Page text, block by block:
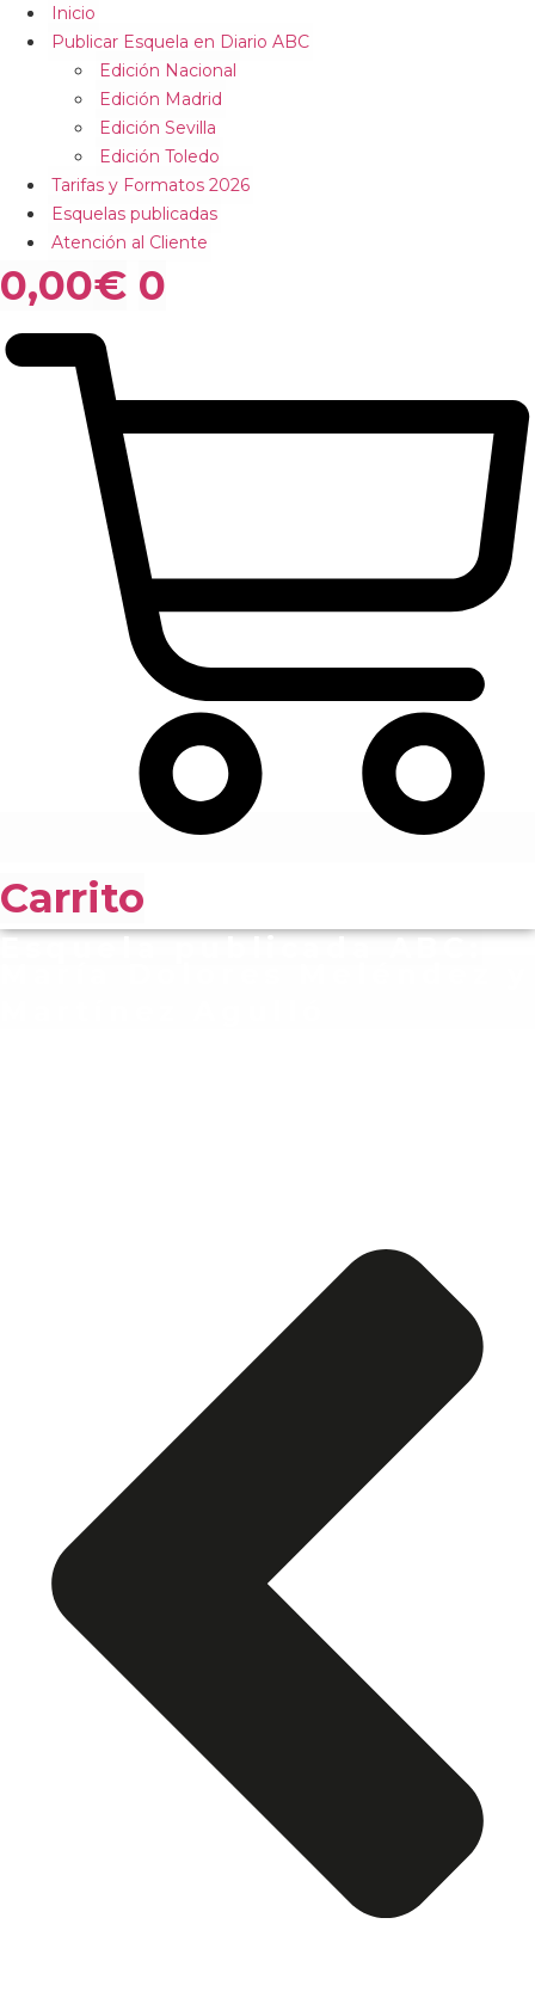
Inicio
Publicar Esquela en Diario ABC
Edición Nacional
Edición Madrid
Edición Sevilla
Edición Toledo
Tarifas y Formatos 2026
Esquelas publicadas
Atención al Cliente
0,00€ 0
Carrito